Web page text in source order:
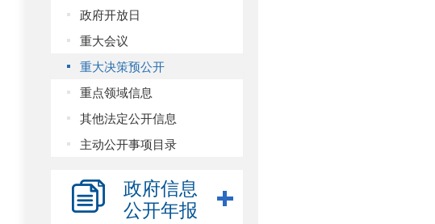
政府开放日
重大会议
重大决策预公开
重点领域信息
其他法定公开信息
主动公开事项目录
政府信息
公开年报